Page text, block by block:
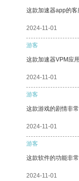
这款加速器app的客
2024-11-01
游客
这款加速器VPM应
2024-11-01
游客
这款游戏的剧情非
2024-11-01
游客
这款软件的功能非
2024-11-01